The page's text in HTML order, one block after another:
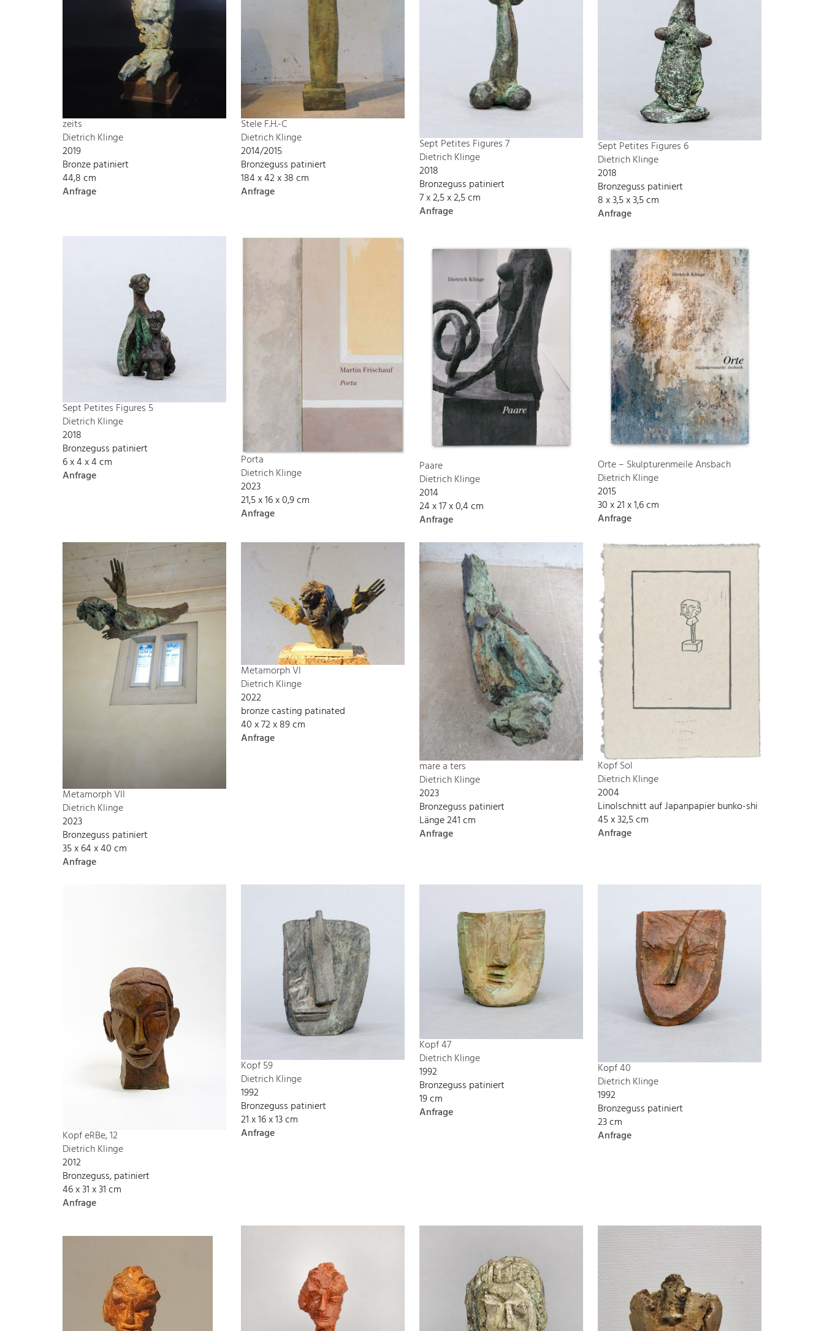
zeits
Dietrich Klinge
2019
Bronze patiniert
44,8 cm
Anfrage
Stele F.H.-C
Dietrich Klinge
2014/2015
Bronzeguss patiniert
184 x 42 x 38 cm
Anfrage
Sept Petites Figures 7
Dietrich Klinge
2018
Bronzeguss patiniert
7 x 2,5 x 2,5 cm
Anfrage
Sept Petites Figures 6
Dietrich Klinge
2018
Bronzeguss patiniert
8 x 3,5 x 3,5 cm
Anfrage
Sept Petites Figures 5
Dietrich Klinge
2018
Bronzeguss patiniert
6 x 4 x 4 cm
Anfrage
Porta
Dietrich Klinge
2023
21,5 x 16 x 0,9 cm
Anfrage
Paare
Dietrich Klinge
2014
24 x 17 x 0,4 cm
Anfrage
Orte – Skulpturenmeile Ansbach
Dietrich Klinge
2015
30 x 21 x 1,6 cm
Anfrage
Metamorph VII
Dietrich Klinge
2023
Bronzeguss patiniert
35 x 64 x 40 cm
Anfrage
Metamorph VI
Dietrich Klinge
2022
bronze casting patinated
40 x 72 x 89 cm
Anfrage
mare a ters
Dietrich Klinge
2023
Bronzeguss patiniert
Länge 241 cm
Anfrage
Kopf Sol
Dietrich Klinge
2004
Linolschnitt auf Japanpapier bunko-shi
45 x 32,5 cm
Anfrage
Kopf eRBe, 12
Dietrich Klinge
2012
Bronzeguss, patiniert
46 x 31 x 31 cm
Anfrage
Kopf 59
Dietrich Klinge
1992
Bronzeguss patiniert
21 x 16 x 13 cm
Anfrage
Kopf 47
Dietrich Klinge
1992
Bronzeguss patiniert
19 cm
Anfrage
Kopf 40
Dietrich Klinge
1992
Bronzeguss patiniert
23 cm
Anfrage